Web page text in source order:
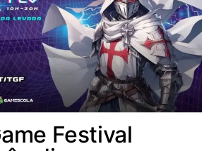
Festival